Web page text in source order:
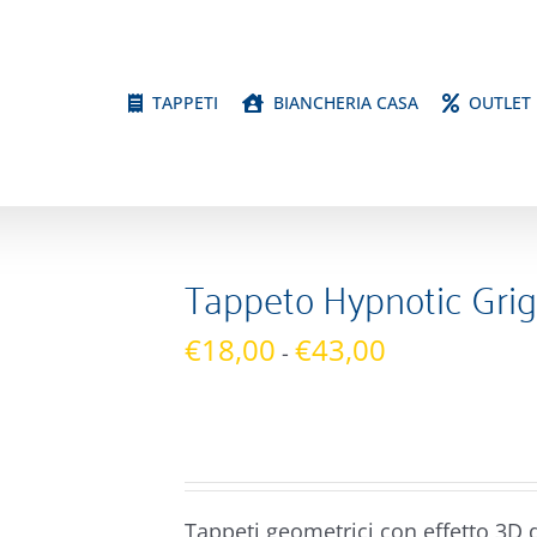
TAPPETI BIANCHERIA CASA OUTLET
Tappeto Hypnotic
€18,00 - €43,00
Tappeti geometrici con effetto 3D